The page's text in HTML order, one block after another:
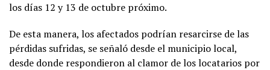
los días 12 y 13 de octubre próximo.
De esta manera, los afectados podrían resarcirse de las
pérdidas sufridas, se señaló desde el municipio local,
desde donde respondieron al clamor de los locatarios por